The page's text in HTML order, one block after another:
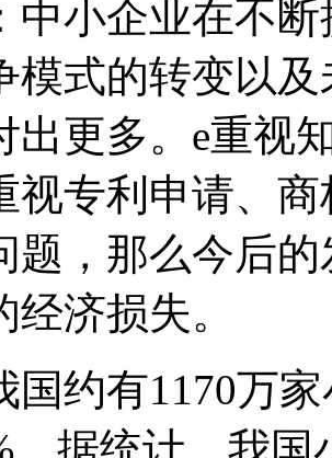
中小企业在不
模式的转变以
出更多。e重视
视专利申请、
题，那么今后
经济损失。
国约有1170万
。据统计，我